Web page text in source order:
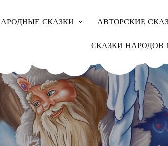
СКАЗКИ АВТОРСКИЕ
СКАЗКИ НАРОДОВ